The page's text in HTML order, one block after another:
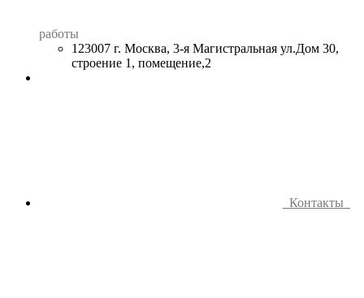
работы
123007 г. Москва, 3-я Магистральная ул.Дом 30,
строение 1, помещение,2
Контакты